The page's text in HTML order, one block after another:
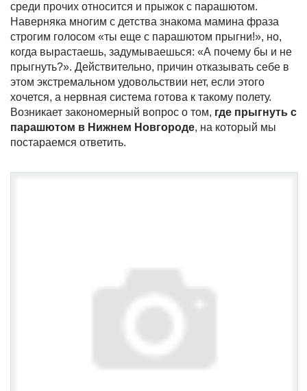
среди прочих относится и прыжок с парашютом.
Наверняка многим с детства знакома мамина фраза
строгим голосом «ты еще с парашютом прыгни!», но,
когда вырастаешь, задумываешься: «А почему бы и не
прыгнуть?». Действительно, причин отказывать себе в
этом экстремальном удовольствии нет, если этого
хочется, а нервная система готова к такому полету.
Возникает закономерный вопрос о том, где прыгнуть с
парашютом в Нижнем Новгороде, на который мы
постараемся ответить.